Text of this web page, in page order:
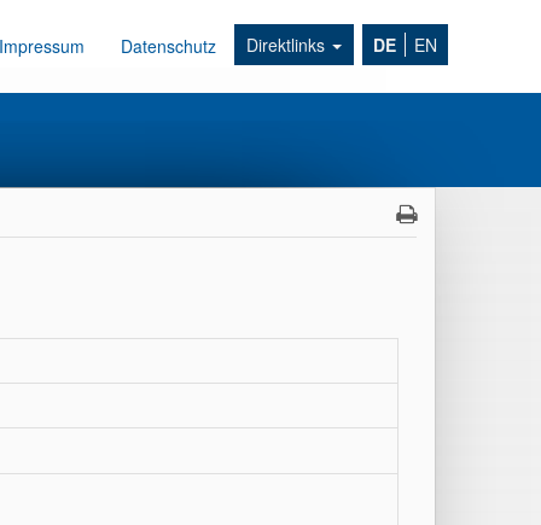
Impressum Datenschutz Direktlinks DE EN